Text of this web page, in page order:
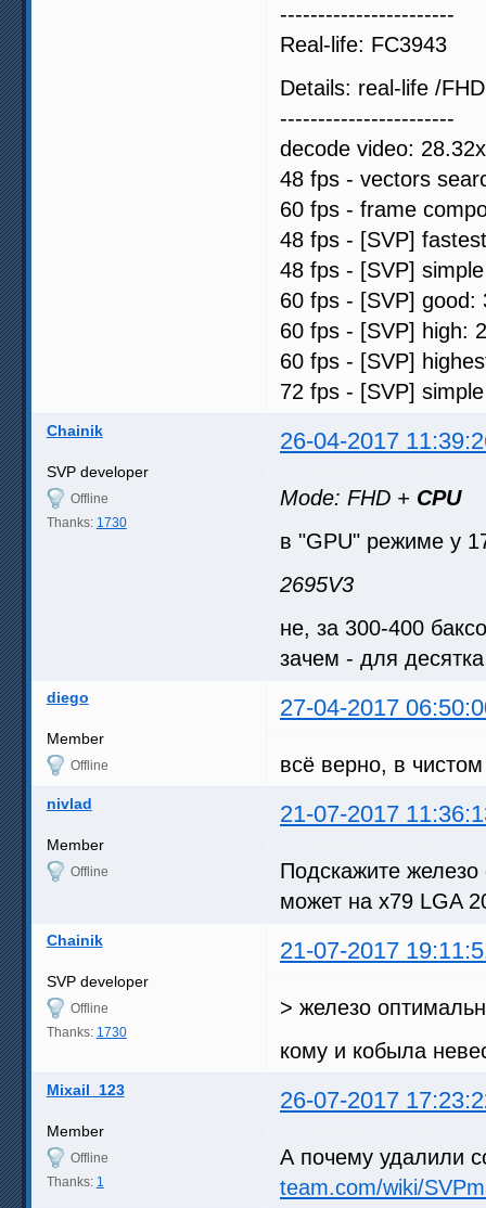
-----------------------
Real-life: FC3943
Details: real-life /FHD
-----------------------
decode video:
48 fps - vectors
60 fps - frame
48 fps - [SVP]
48 fps - [SVP]
60 fps - [SVP] good:
60 fps - [SVP] high:
60 fps - [SVP]
72 fps - [SVP]
Chainik 26-04-2017
SVP developer
Offline
Thanks: 1730
Mode: FHD + CPU
в "GPU" режиме у
2695V3
не, за 300-400
зачем - для
diego 27-04-2017
Member
Offline всё верно, в
nivlad 21-07-2017
Member
Offline
Подскажите
может на x79 LGA
Chainik 21-07-2017
SVP developer
Offline
Thanks: 1730
> железо
кому и кобыла
Mixail_123 26-07-2017
Member
Offline
Thanks: 1
А почему удалили
team.com/wiki/